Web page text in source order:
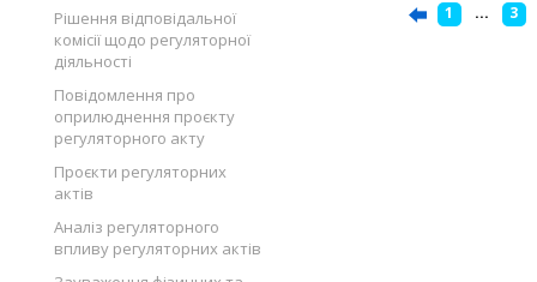
Рішення відповідальної
комісії щодо регуляторної
діяльності
Повідомлення про
оприлюднення проєкту
регуляторного акту
Проєкти регуляторних
актів
Аналіз регуляторного
впливу регуляторних актів
1 ... 3